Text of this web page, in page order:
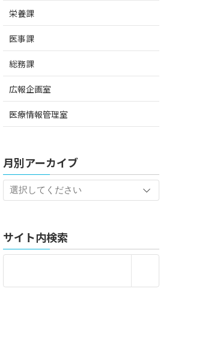
栄養課
医事課
総務課
広報企画室
医療情報管理室
月別アーカイブ
サイト内検索